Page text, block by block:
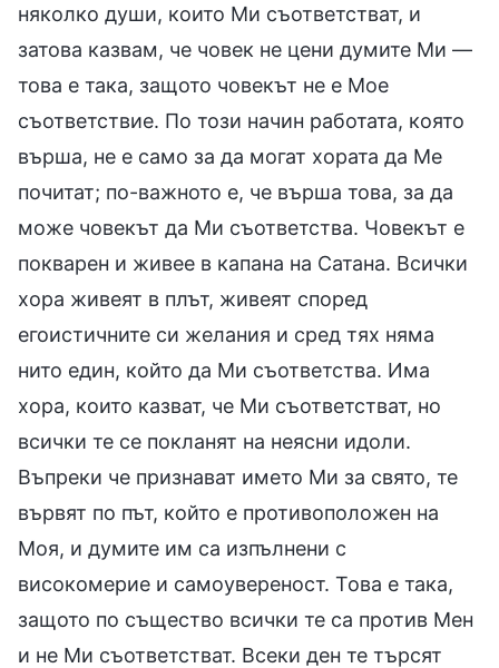
няколко души, които Ми съответстват, и
затова казвам, че човек не цени думите Ми —
това е така, защото човекът не е Мое
съответствие. По този начин работата, която
върша, не е само за да могат хората да Ме
почитат; по-важното е, че върша това, за да
може човекът да Ми съответства. Човекът е
покварен и живее в капана на Сатана. Всички
хора живеят в плът, живеят според
егоистичните си желания и сред тях няма
нито един, който да Ми съответства. Има
хора, които казват, че Ми съответстват, но
всички те се покланят на неясни идоли.
Въпреки че признават името Ми за свято, те
вървят по път, който е противоположен на
Моя, и думите им са изпълнени с
високомерие и самоувереност. Това е така,
защото по същество всички те са против Мен
и не Ми съответстват. Всеки ден те търсят